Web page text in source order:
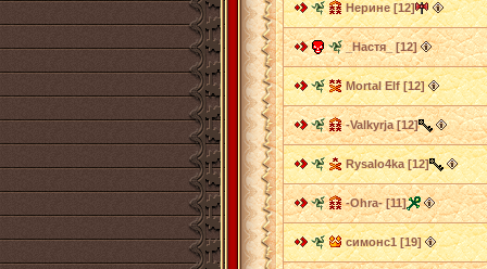
Нерине [12]
_Настя_ [12]
Mortal Elf [12]
-Valkyrja [12]
Rysalo4ka [12]
-Ohra- [11]
симонс1 [19]